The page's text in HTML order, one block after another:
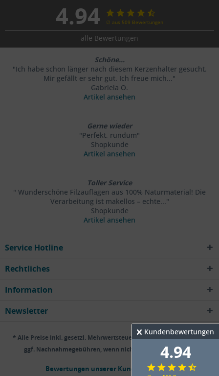
Kundenbewertungen
4.94
4.94 ∅ aus 509 Bewertungen
alle Bewertungen
Schöne...
"Ich habe schon länger nach diesem Kerzenhalter gesucht.
Mir gefällt er sehr gut. Ich freue mich..."
Gabriela O.
Artikel ansehen
Gerne wieder
"Perfekt, rundum"
Shopkunde
Artikel ansehen
Toller Service
" Wunderschöne Filzauflagen aus 100% Naturmaterial! Die
Verarbeitung ist makellos – echte..."
Shopkunde
Artikel ansehen
Service Hotline
Rechtliches
Information
Newsletter
* Alle Preise inkl. gesetzl. Mehrwertsteuer zzgl.Versandkostenund
ggf. Nachnahmegebühren, wenn nicht anders beschrieben
Bewertungen unserer Kunden FAQ